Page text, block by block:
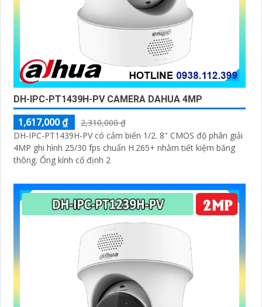
DH-IPC-PT1439H-PV CAMERA DAHUA 4MP
1,617,000 ₫
2,310,000 ₫
DH-IPC-PT1439H-PV có cảm biến 1/2. 8″ CMOS độ phân giải
4MP ghi hình 25/30 fps chuẩn H.265+ nhằm tiết kiệm băng
thông. Ống kính cố định 2